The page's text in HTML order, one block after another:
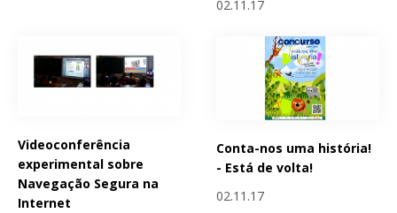
02.11.17
Videoconferência
experimental sobre
Navegação Segura na
Internet
Conta-nos uma história!
- Está de volta!
02.11.17